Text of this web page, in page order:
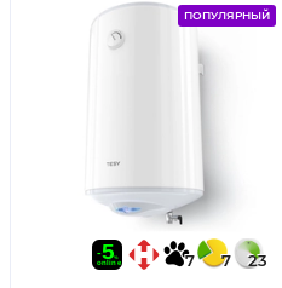
7 7 23
ПОПУЛЯРНЫЙ